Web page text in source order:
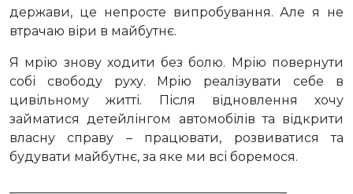
держави, це непросте випробування. Але я не
втрачаю віри в майбутнє.
Я мрію знову ходити без болю. Мрію повернути
собі свободу руху. Мрію реалізувати себе в
цивільному житті. Після відновлення хочу
займатися детейлінгом автомобілів та відкрити
власну справу – працювати, розвиватися та
будувати майбутнє, за яке ми всі боремося.